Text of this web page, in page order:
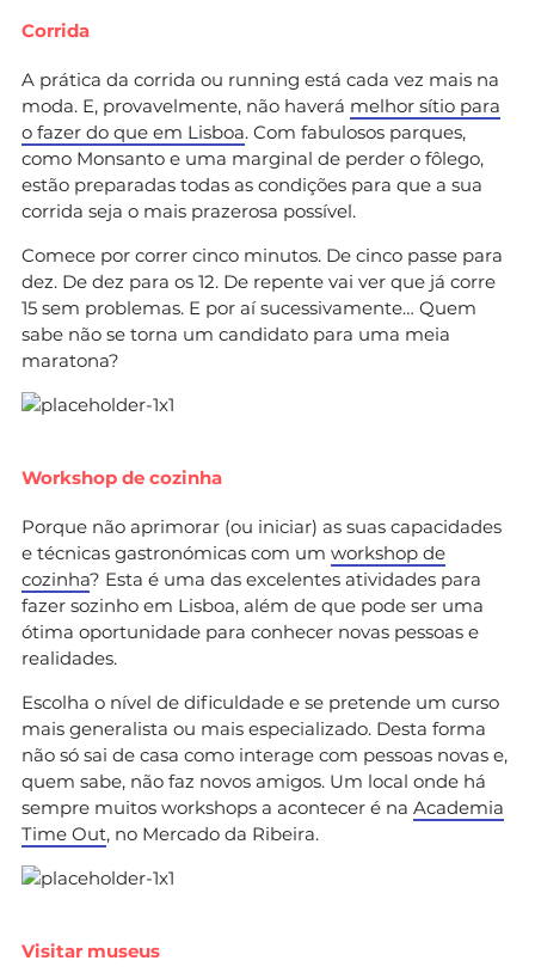
Corrida
A prática da corrida ou running está cada vez mais na
moda. E, provavelmente, não haverá melhor sítio para
o fazer do que em Lisboa. Com fabulosos parques,
como Monsanto e uma marginal de perder o fôlego,
estão preparadas todas as condições para que a sua
corrida seja o mais prazerosa possível.
Comece por correr cinco minutos. De cinco passe para
dez. De dez para os 12. De repente vai ver que já corre
15 sem problemas. E por aí sucessivamente… Quem
sabe não se torna um candidato para uma meia
maratona?
Workshop de cozinha
Porque não aprimorar (ou iniciar) as suas capacidades
e técnicas gastronómicas com um workshop de
cozinha? Esta é uma das excelentes atividades para
fazer sozinho em Lisboa, além de que pode ser uma
ótima oportunidade para conhecer novas pessoas e
realidades.
Escolha o nível de dificuldade e se pretende um curso
mais generalista ou mais especializado. Desta forma
não só sai de casa como interage com pessoas novas e,
quem sabe, não faz novos amigos. Um local onde há
sempre muitos workshops a acontecer é na Academia
Time Out, no Mercado da Ribeira.
Visitar museus